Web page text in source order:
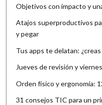
Objetivos con impacto y
Atajos superproductivos
y pegar
Tus apps te delatan:
Jueves de revisión y
Orden físico y ergonomía:
31 consejos TIC para un